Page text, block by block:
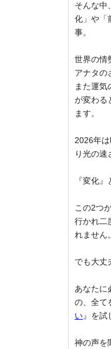
そんな中
化」や「
事。
世界の情
アナタの
また運気
が変わる
ます。
2026年
り光の速
『変化』
この2つ
行かれ二
れません。
でも大丈
あなたに
の、全て
い 』を試
神の声を